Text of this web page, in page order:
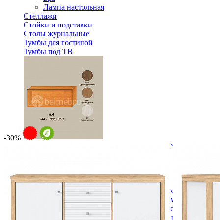
Лампа настольная
Стеллажи
Стойки и подставки
Столы журнальные
Тумбы для гостиной
Тумбы под ТВ
Модульная гостиная Вилия-М Секция антресольная №8.4
Спальня
Деревянные кровати с подъемным механизмом
Кровати односпальные с подъемным механизмом
Кровати двуспальные с подъемным механизмом
Кровати полутороспальные с подъемным
-30%